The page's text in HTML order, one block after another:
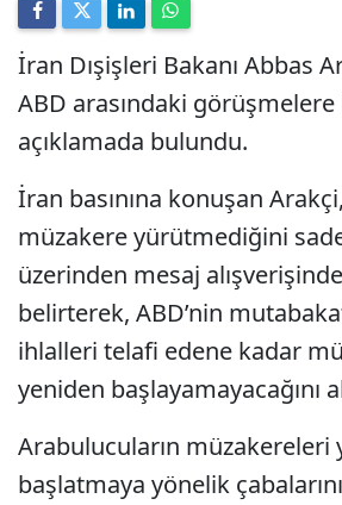
İran Dışişleri Bakanı Abbas
ABD arasındaki
açıklamada bulundu.
İran basınına konuşan
müzakere yürütmediğini
üzerinden mesaj
belirterek, ABD’nin
ihlalleri telafi edene kadar
yeniden başlayamayacağını
Arabulucuların müzakereleri
başlatmaya yönelik